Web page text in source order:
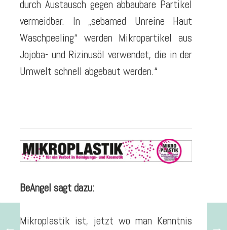
durch Austausch gegen abbaubare Partikel
vermeidbar. In „sebamed Unreine Haut
Waschpeeling“ werden Mikropartikel aus
Jojoba- und Rizinusöl verwendet, die in der
Umwelt schnell abgebaut werden.“
BeAngel sagt dazu:
Mikroplastik ist, jetzt wo man Kenntnis